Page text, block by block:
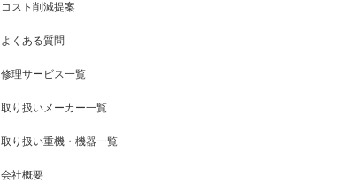
コスト削減提案
よくある質問
修理サービス一覧
取り扱いメーカー一覧
取り扱い重機・機器一覧
会社概要